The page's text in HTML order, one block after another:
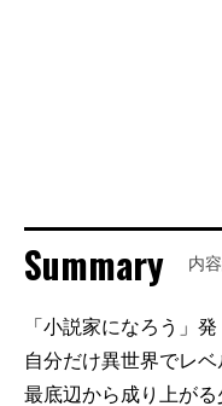
Summary 内
「小説家になろう」発
自分だけ異世界でレ
最底辺から成り上が